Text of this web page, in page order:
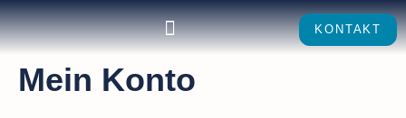
KONTAKT
Mein Konto